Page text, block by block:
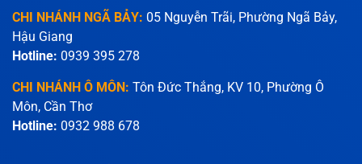
CHI NHÁNH NGÃ BẢY: 05 Nguyễn Trãi, Phường Ngã Bảy,
Hậu Giang
Hotline: 0939 395 278
CHI NHÁNH Ô MÔN: Tôn Đức Thắng, KV 10, Phường Ô
Môn, Cần Thơ
Hotline: 0932 988 678